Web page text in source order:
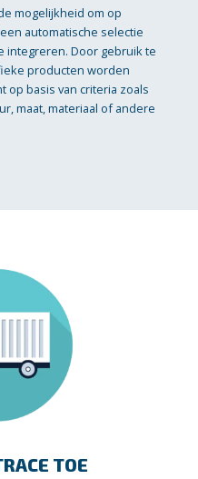
mogelijkheid om op
automatische selectie
integreren. Door gebruik te
producten worden
op basis van criteria zoals
maat, materiaal of andere
TOE